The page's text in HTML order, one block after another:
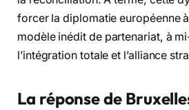
forcer la diplomatie européenne
modèle inédit de partenariat, à
l’intégration totale et l’alliance
La réponse de